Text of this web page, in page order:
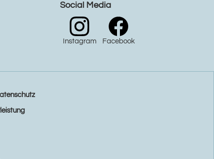
Social Media
Instagram Facebook